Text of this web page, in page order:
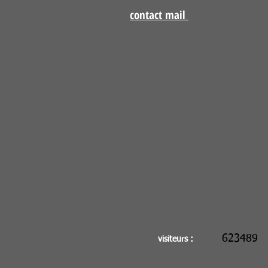
contact mail
visiteurs : 623489